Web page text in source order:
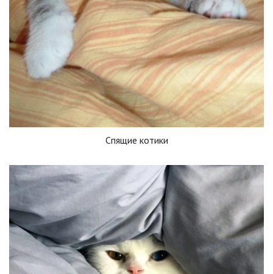
Спящие котики